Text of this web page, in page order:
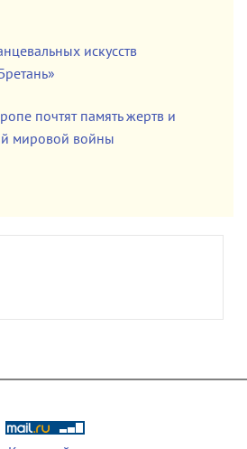
искусств
почтят память жертв и
мировой войны